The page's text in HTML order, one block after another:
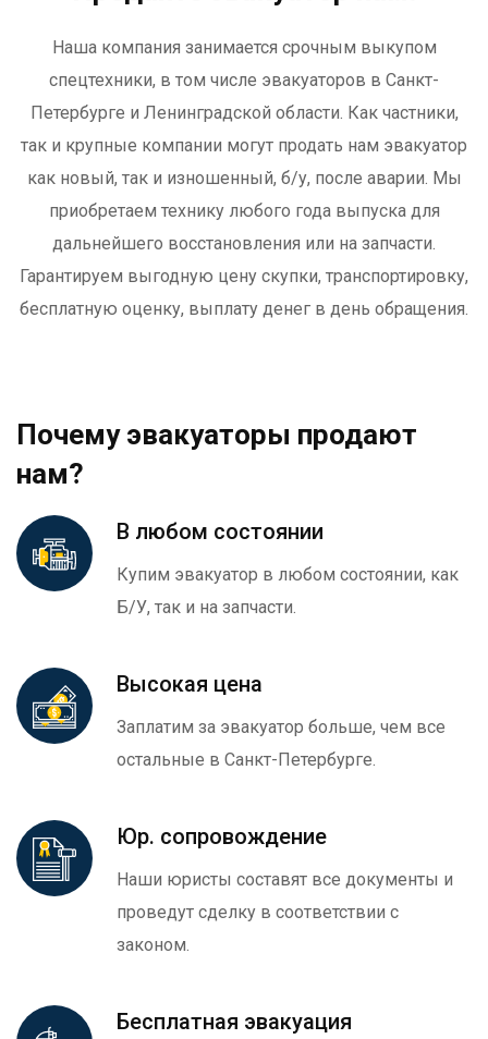
Наша компания занимается срочным выкупом
спецтехники, в том числе эвакуаторов в Санкт-
Петербурге и Ленинградской области. Как частники,
так и крупные компании могут продать нам эвакуатор
как новый, так и изношенный, б/у, после аварии. Мы
приобретаем технику любого года выпуска для
дальнейшего восстановления или на запчасти.
Гарантируем выгодную цену скупки, транспортировку,
бесплатную оценку, выплату денег в день обращения.
Почему эвакуаторы продают
нам?
В любом состоянии
Купим эвакуатор в любом состоянии, как
Б/У, так и на запчасти.
Высокая цена
Заплатим за эвакуатор больше, чем все
остальные в Санкт-Петербурге.
Юр. сопровождение
Наши юристы составят все документы и
проведут сделку в соответствии с
законом.
Бесплатная эвакуация